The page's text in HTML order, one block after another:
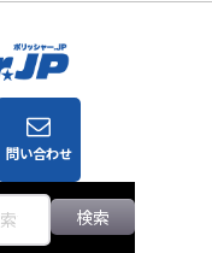
問い合わせ
検索